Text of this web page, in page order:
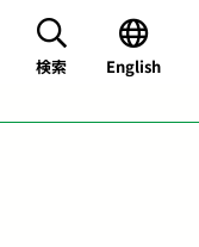
検索
English